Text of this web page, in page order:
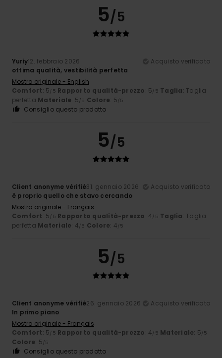
5/5
Yuriy12. febbraio 2026
Acquisto verificato
ottima qualità, vestibilità perfetta
Mostra originale - English
Comfort: 5 /5 Rapporto qualità-prezzo: 5 /5 Taglia: Taglia
perfetta Materiale: 5 /5 Colore: 5 /5
Consiglio questo prodotto
5/5
Client anonyme vérifié31. gennaio 2026
Acquisto verificato
è proprio quello che stavo cercando
Mostra originale - Français
Comfort: 5 /5 Rapporto qualità-prezzo: 4 /5 Taglia: Taglia
perfetta Materiale: 4 /5 Colore: 4 /5
5/5
Client anonyme vérifié26. gennaio 2026
Acquisto verificato
In primo piano
Mostra originale - Français
Comfort: 5 /5 Rapporto qualità-prezzo: 4 /5 Materiale: 5 /5
Colore: 5 /5
Consiglio questo prodotto